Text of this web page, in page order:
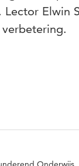
Elwin